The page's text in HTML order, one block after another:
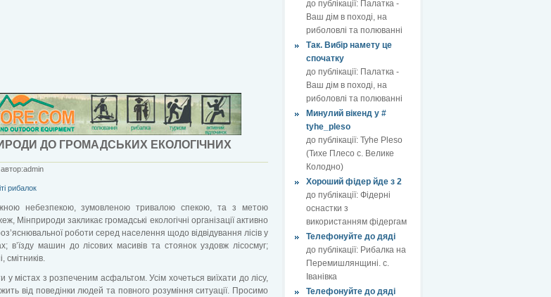
до публікації: Палатка -
Ваш дім в поході, на
риболовлі та полюванні
Так. Вибір намету це
спочатку
до публікації: Палатка -
Ваш дім в поході, на
риболовлі та полюванні
Минулий вікенд у #
tyhe_pleso
до публікації: Tyhe Pleso
(Тихе Плесо с. Велике
Колодно)
Хороший фідер йде з 2
до публікації: Фідерні
оснастки з
використанням фідергам
Телефонуйте до дяді
до публікації: Рибалка на
Перемишлянщині. с.
Іванівка
Телефонуйте до дяді
ДО ГРОМАДСЬКИХ ЕКОЛОГІЧНИХ
рибалок
небезпекою, зумовленою тривалою спекою, та з метою
Мінприроди закликає громадські екологічні організації активно
роботи серед населення щодо відвідування лісів у
в’їзду машин до лісових масивів та стоянок уздовж лісосмуг;
смітників.
містах з розпеченим асфальтом. Усім хочеться виїхати до лісу,
від поведінки людей та повного розуміння ситуації. Просимо